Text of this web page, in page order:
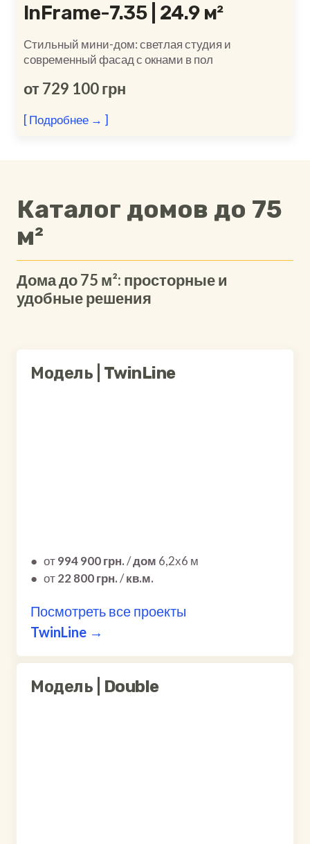
InFrame-7.35 | 24.9 м²
Стильный мини-дом: светлая студия и
современный фасад с окнами в пол
от 729 100 грн
[ Подробнее → ]
Каталог домов до 75
м²
Дома до 75 м²: просторные и
удобные решения
Модель | TwinLine
● от994 900 грн./дом 6,2х6 м
● от22 800 грн./кв.м.
Посмотреть все проекты
TwinLine →
Модель | Double